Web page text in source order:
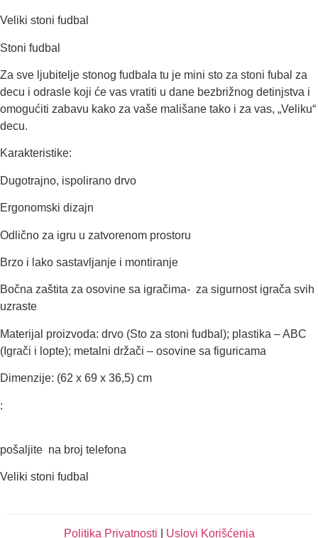
Veliki stoni fudbal
Stoni fudbal
Za sve ljubitelje stonog fudbala tu je mini sto za stoni fubal za
decu i odrasle koji će vas vratiti u dane bezbrižnog detinjstva i
omogućiti zabavu kako za vaše mališane tako i za vas, „Veliku“
decu.
Karakteristike:
Dugotrajno, ispolirano drvo
Ergonomski dizajn
Odlično za igru u zatvorenom prostoru
Brzo i lako sastavljanje i montiranje
Bočna zaštita za osovine sa igračima- za sigurnost igrača svih
uzraste
Materijal proizvoda: drvo (Sto za stoni fudbal); plastika – ABC
(Igrači i lopte); metalni držači – osovine sa figuricama
Dimenzije: (62 x 69 x 36,5) cm
:
pošaljite na broj telefona
Veliki stoni fudbal
Politika Privatnosti Uslovi Korišćenja